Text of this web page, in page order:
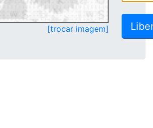
[trocar imagem]